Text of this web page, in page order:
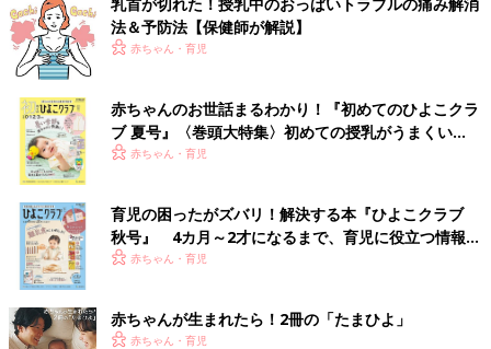
法＆予防法【保健師が解説】
赤ちゃん・育児
赤ちゃんのお世話まるわかり！『初めてのひよこクラ
ブ 夏号』〈巻頭大特集〉初めての授乳がうまくい
く！ おっぱい・ミルクの基本と夏のトラブル 解決テ
赤ちゃん・育児
育児の困ったがズバリ！解決する本『ひよこクラブ
秋号』 4カ月～2才になるまで、育児に役立つ情報が
いっぱい！
赤ちゃん・育児
赤ちゃんが生まれたら！2冊の「たまひよ」
赤ちゃん・育児